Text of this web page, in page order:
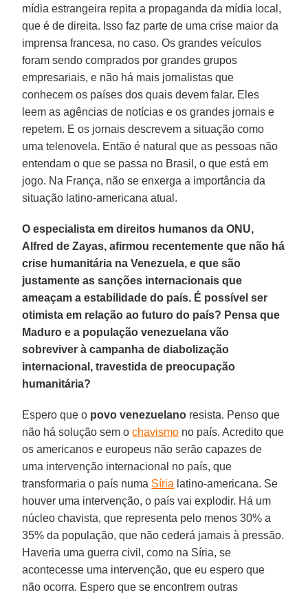
mídia estrangeira repita a propaganda da mídia local,
que é de direita. Isso faz parte de uma crise maior da
imprensa francesa, no caso. Os grandes veículos
foram sendo comprados por grandes grupos
empresariais, e não há mais jornalistas que
conhecem os países dos quais devem falar. Eles
leem as agências de notícias e os grandes jornais e
repetem. E os jornais descrevem a situação como
uma telenovela. Então é natural que as pessoas não
entendam o que se passa no Brasil, o que está em
jogo. Na França, não se enxerga a importância da
situação latino-americana atual.
O especialista em direitos humanos da ONU,
Alfred de Zayas, afirmou recentemente que não há
crise humanitária na Venezuela, e que são
justamente as sanções internacionais que
ameaçam a estabilidade do país. É possível ser
otimista em relação ao futuro do país? Pensa que
Maduro e a população venezuelana vão
sobreviver à campanha de diabolização
internacional, travestida de preocupação
humanitária?
Espero que o povo venezuelano resista. Penso que
não há solução sem ochavismo no país. Acredito que
os americanos e europeus não serão capazes de
uma intervenção internacional no país, que
transformaria o país numa Síria latino-americana. Se
houver uma intervenção, o país vai explodir. Há um
núcleo chavista, que representa pelo menos 30% a
35% da população, que não cederá jamais à pressão.
Haveria uma guerra civil, como na Síria, se
acontecesse uma intervenção, que eu espero que
não ocorra. Espero que se encontrem outras